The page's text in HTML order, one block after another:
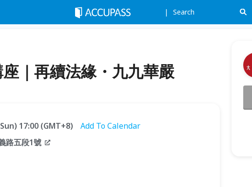
Search
｜再續法緣・九九華嚴
17:00 (GMT+8)
Add To Calendar
路五段1號